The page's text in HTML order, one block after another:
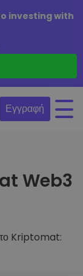
investing with
Εγγραφή
Web3
Kriptomat: